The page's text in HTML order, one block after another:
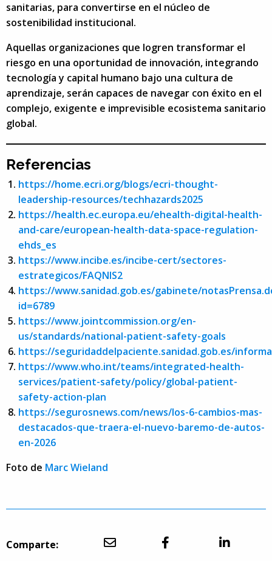
sanitarias, para convertirse en el núcleo de
sostenibilidad institucional.
Aquellas organizaciones que logren transformar el
riesgo en una oportunidad de innovación, integrando
tecnología y capital humano bajo una cultura de
aprendizaje, serán capaces de navegar con éxito en el
complejo, exigente e imprevisible ecosistema sanitario
global.
Referencias
https://home.ecri.org/blogs/ecri-thought-
leadership-resources/techhazards2025
https://health.ec.europa.eu/ehealth-digital-health-
and-care/european-health-data-space-regulation-
ehds_es
https://www.incibe.es/incibe-cert/sectores-
estrategicos/FAQNIS2
https://www.sanidad.gob.es/gabinete/
id=6789
https://www.jointcommission.org/en-
us/standards/national-patient-safety-goals
https://seguridaddelpaciente.sanidad.gob.es/
https://www.who.int/teams/integrated-health-
services/patient-safety/policy/global-patient-
safety-action-plan
https://segurosnews.com/news/los-6-cambios-mas-
destacados-que-traera-el-nuevo-baremo-de-autos-
en-2026
Foto de Marc Wieland
Comparte: